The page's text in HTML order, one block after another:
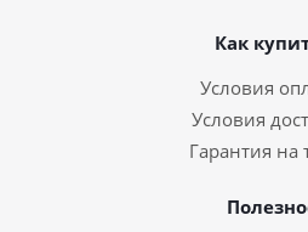
Как
Условия
Условия
Гарантия на